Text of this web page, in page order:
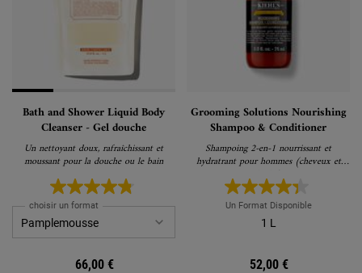
Bath and Shower Liquid Body
Cleanser - Gel douche
Un nettoyant doux, rafraîchissant et
moussant pour la douche ou le bain
choisir un format
66,00 €
Grooming Solutions Nourishing
Shampoo & Conditioner
Shampoing 2-en-1 nourrissant et
hydratrant pour hommes (cheveux et
barbe)
Un Format Disponible
1 L
52,00 €